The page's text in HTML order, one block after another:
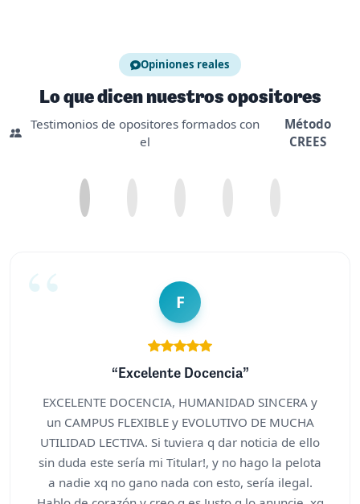
Opiniones reales
Lo que dicen nuestros opositores
Testimonios de opositores formados con
el
Método
CREES
F
“Excelente Docencia”
EXCELENTE DOCENCIA, HUMANIDAD SINCERA y
un CAMPUS FLEXIBLE y EVOLUTIVO DE MUCHA
UTILIDAD LECTIVA. Si tuviera q dar noticia de ello
sin duda este sería mi Titular!, y no hago la pelota
a nadie xq no gano nada con esto, sería ilegal.